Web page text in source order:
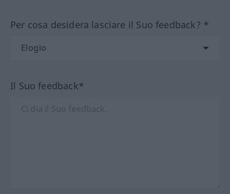
Per cosa desidera lasciare il Suo feedback? *
Il Suo feedback*